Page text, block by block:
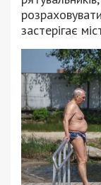
застерігає